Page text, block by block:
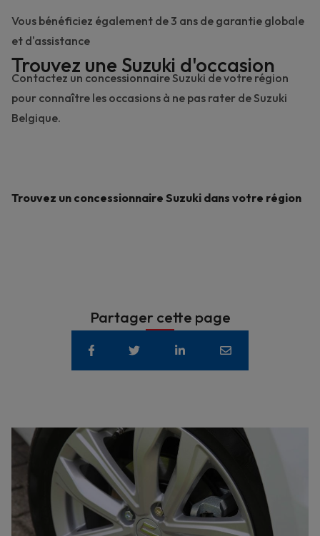
Vous bénéficiez également de 3 ans de garantie globale
et d'assistance
Trouvez une Suzuki d'occasion
Contactez un concessionnaire Suzuki de votre région
pour connaître les occasions à ne pas rater de Suzuki
Belgique.
Trouvez un concessionnaire Suzuki dans votre région
Partager cette page